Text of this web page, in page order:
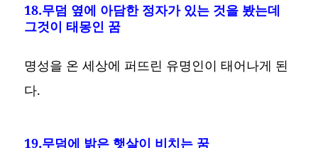
18.무덤 옆에 아담한 정자가 있는 것을 봤는데
그것이 태몽인 꿈
명성을 온 세상에 퍼뜨린 유명인이 태어나게 된
다.
19.무덤에 밝은 햇살이 비치는 꿈